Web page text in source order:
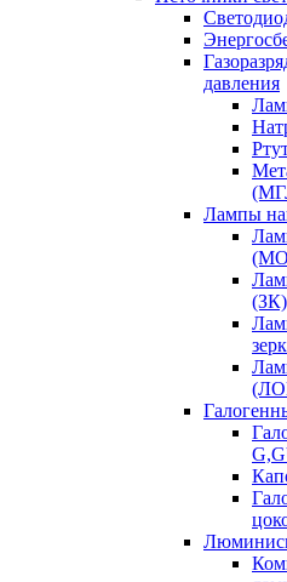
давления
Лампы
(ЗК)